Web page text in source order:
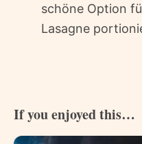
schöne Option
Lasagne
If you enjoyed this…